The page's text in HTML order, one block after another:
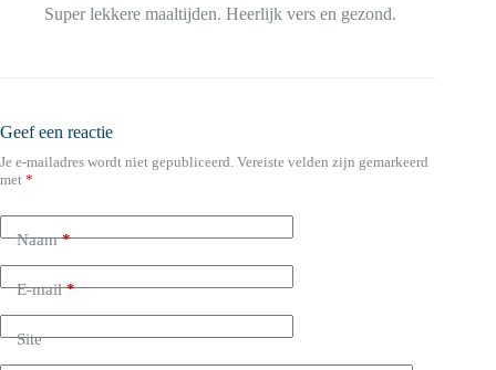
Super lekkere maaltijden. Heerlijk vers en gezond.
Geef een reactie
Je e-mailadres wordt niet gepubliceerd. Vereiste velden zijn gemarkeerd
met *
Naam*
E-mail*
Site